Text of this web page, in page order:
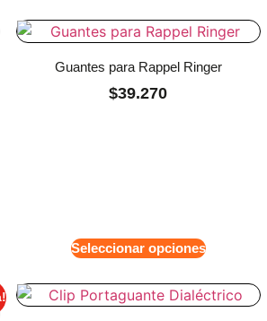
Guantes para Rappel Ringer
$39.270
Seleccionar opciones